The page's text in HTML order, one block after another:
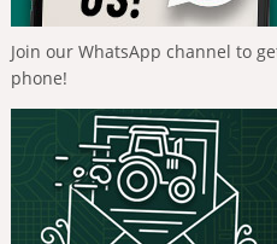
Join our WhatsApp channel to
phone!